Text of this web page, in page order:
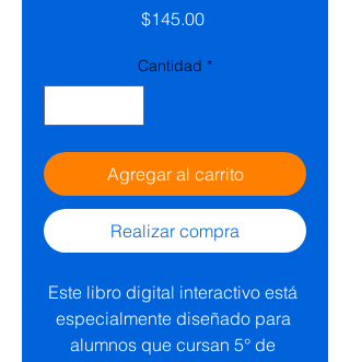
$145.00Precio
Cantidad *
Agregar al carrito
Realizar compra
Este libro digital interactivo está
especialmente diseñado para
alumnos que cursan 5° de